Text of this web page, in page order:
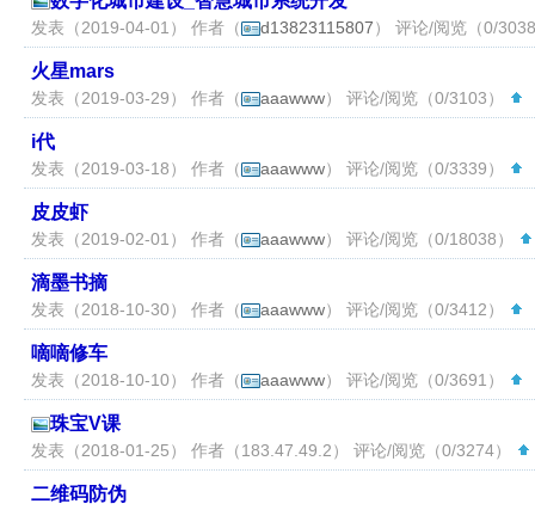
发表（2019-04-01） 作者（ d13823115807） 评论/阅览（0/
火星mars
发表（2019-03-29） 作者（ aaawww） 评论/阅览（0/3103）
i代
发表（2019-03-18） 作者（ aaawww） 评论/阅览（0/3339）
皮皮虾
发表（2019-02-01） 作者（ aaawww） 评论/阅览（0/18038）
滴墨书摘
发表（2018-10-30） 作者（ aaawww） 评论/阅览（0/3412）
嘀嘀修车
发表（2018-10-10） 作者（ aaawww） 评论/阅览（0/3691）
珠宝V课
发表（2018-01-25） 作者（183.47.49.2） 评论/阅览（0/3274）
二维码防伪